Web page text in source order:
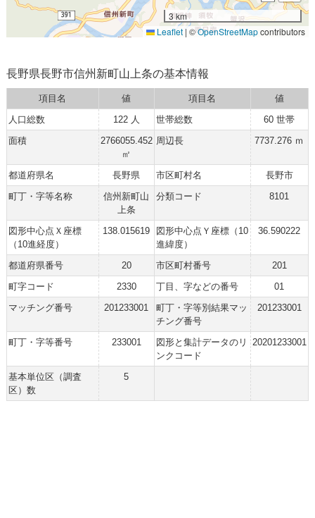
3 km
Leaflet | ©OpenStreetMapcontributors
長野県長野市信州新町山上条の基本情報
項目名 値 項目名
値
人口総数
122 人 世帯総数
60 世帯
面積
2766055.452
㎡
周辺長 7737.276 ｍ
都道府県名 長野県 市区町村名
長野市
町丁・字等名称
信州新町山
上条
分類コード 8101
図形中心点Ｘ座標
（10進経度）
138.015619
図形中心点Ｙ座標（10
進緯度）
36.590222
都道府県番号 20 市区町村番号
201
町字コード
2330 丁目、字などの番号
01
マッチング番号
201233001
町丁・字等別結果マッ
チング番号
201233001
町丁・字等番号 233001
図形と集計データのリ
ンクコード
20201233001
基本単位区（調査
区）数
5